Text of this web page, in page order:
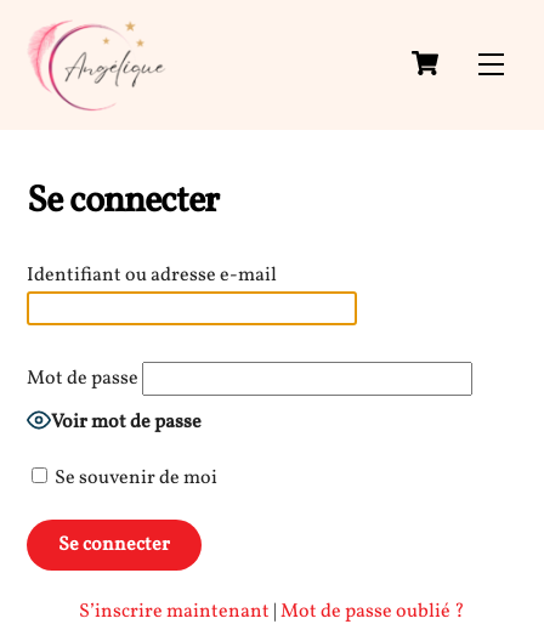
content
Se connecter
Identifiant ou adresse e-mail
Mot de passe
Voir mot de passe
Se souvenir de moi
S’inscrire maintenant |Mot de passe oublié ?